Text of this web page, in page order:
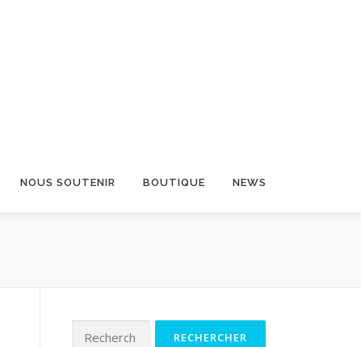
NOUS SOUTENIR BOUTIQUE NEWS